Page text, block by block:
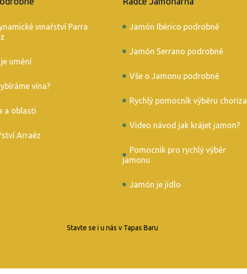
vinařství Parra
umění
vína?
a oblasti
Arraéz
Jamón Ibérico podrobně
Jamón Serrano podrobně
Vše o Jamonu podrobně
Rychlý pomocník výběru choriza
Video návod jak krájet jamon?
Pomocník pro rychlý výběr
jamonu
Jamón je jídlo
Stavte se i u nás v Tapas Baru